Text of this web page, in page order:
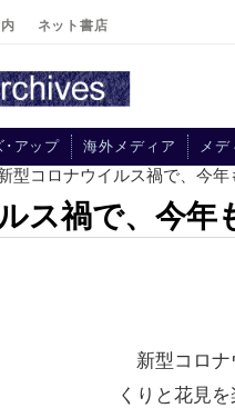
ネット書店
･アップ 海外メディア メデ
型コロナウイルス禍で、今
ス禍で、今
新型コロナ
くりと花見